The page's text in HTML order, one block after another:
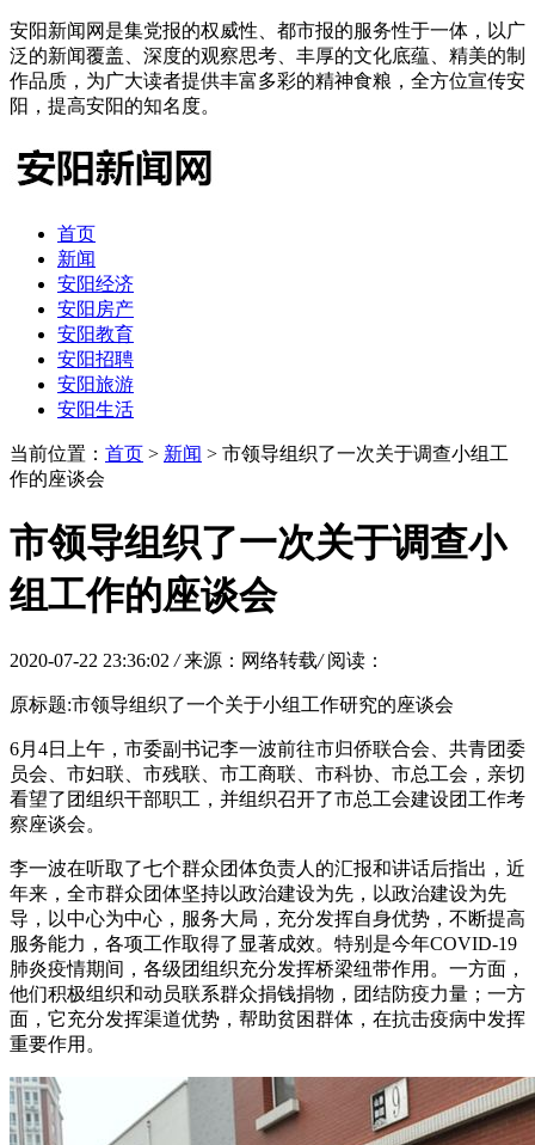
安阳新闻网是集党报的权威性、都市报的服务性于一体，以广
泛的新闻覆盖、深度的观察思考、丰厚的文化底蕴、精美的制
作品质，为广大读者提供丰富多彩的精神食粮，全方位宣传安
阳，提高安阳的知名度。
首页
新闻
安阳经济
安阳房产
安阳教育
安阳招聘
安阳旅游
安阳生活
当前位置： 首页 > 新闻 > 市领导组织了一次关于调查小组工
作的座谈会
市领导组织了一次关于调查小
组工作的座谈会
2020-07-22 23:36:02 / 来源：网络转载/ 阅读：
原标题:市领导组织了一个关于小组工作研究的座谈会
6月4日上午，市委副书记李一波前往市归侨联合会、共青团委
员会、市妇联、市残联、市工商联、市科协、市总工会，亲切
看望了团组织干部职工，并组织召开了市总工会建设团工作考
察座谈会。
李一波在听取了七个群众团体负责人的汇报和讲话后指出，近
年来，全市群众团体坚持以政治建设为先，以政治建设为先
导，以中心为中心，服务大局，充分发挥自身优势，不断提高
服务能力，各项工作取得了显著成效。特别是今年COVID-19
肺炎疫情期间，各级团组织充分发挥桥梁纽带作用。一方面，
他们积极组织和动员联系群众捐钱捐物，团结防疫力量；一方
面，它充分发挥渠道优势，帮助贫困群体，在抗击疫病中发挥
重要作用。